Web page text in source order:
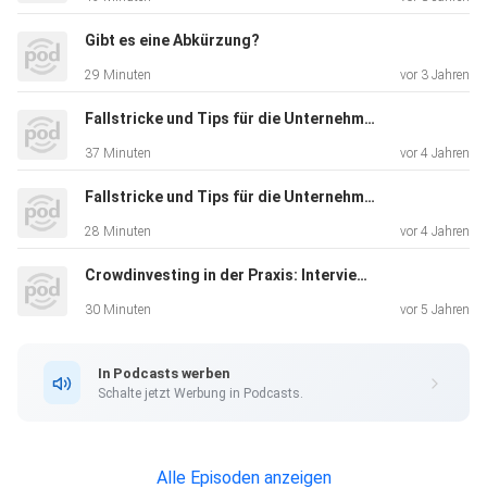
befragt wie wir am besten bei der Auswahl unserer
Informationsquellen vorgehen. Freut Euch auf interessante
Antworten und ein paar überraschende Fakten.
Viel Inspiration und gute Geschäfte wünschen Euch
Michael Kozikowski und Thomas Bärtl
unter:
Gibt es eine Abkürzung?
29 Minuten vor 3 Jahren
Fallstricke und Tips für die Unternehmenssanierung Teil II
37 Minuten vor 4 Jahren
Fallstricke und Tips für die Unternehmenssanierung Teil I
28 Minuten vor 4 Jahren
Crowdinvesting in der Praxis: Interview mit dem Nachhaltigkeitspionier Bohlenser Mühle
30 Minuten vor 5 Jahren
In Podcasts werben
Schalte jetzt Werbung in Podcasts.
Alle Episoden anzeigen